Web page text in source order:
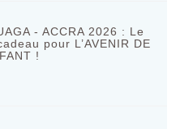
- ACCRA 2026 : Le
pour L’AVENIR DE
!